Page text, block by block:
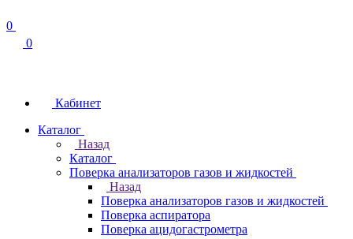
0
0
Кабинет
Каталог
Назад
Каталог
Поверка анализаторов газов и жидкостей
Назад
Поверка анализаторов газов и жидкостей
Поверка аспиратора
Поверка ацидогастрометра